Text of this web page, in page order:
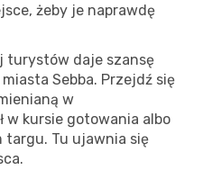
żeby je naprawdę
turystów daje szansę
Sebba. Przejdź się
w
w kursie gotowania albo
targu. Tu ujawnia się